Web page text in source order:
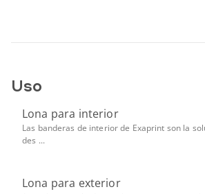
Uso
Lona para interior
Las banderas de interior de Exaprint son la
des ...
Lona para exterior